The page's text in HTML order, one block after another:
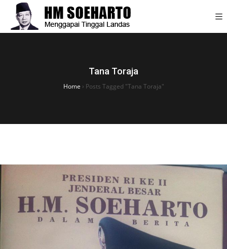
Tana Toraja
Home › Posts Tagged "Tana Toraja"